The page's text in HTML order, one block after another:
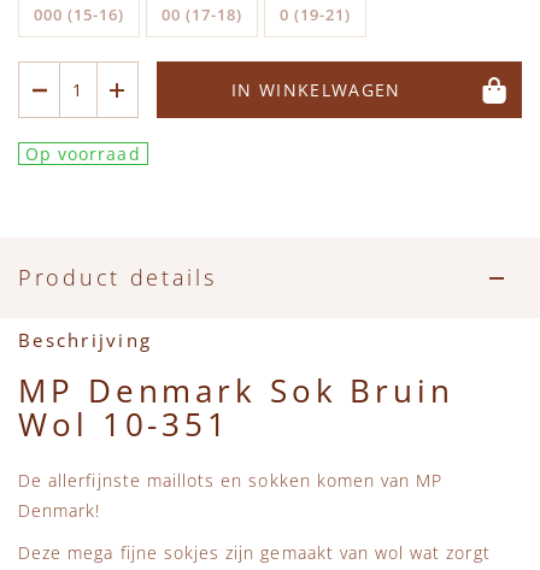
Accessoires
Zwemkleding
Speelgoed
Tassen
Beren
MarMar Copenhagen
+1 in the family
Piupiuchick
Play Up
Sproet & Sprout
Tiny Cottons
000 (15-16) 00 (17-18) 0 (19-21)
IN WINKELWAGEN
Op voorraad
Product details
Beschrijving
MP Denmark Sok Bruin
Wol 10-351
De allerfijnste maillots en sokken komen van MP
Denmark!
Deze mega fijne sokjes zijn gemaakt van wol wat zorgt